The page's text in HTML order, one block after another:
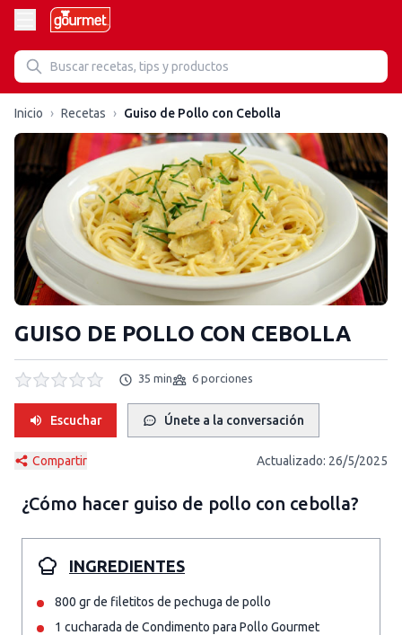
Inicio › Recetas › Guiso de Pollo con Cebolla
GUISO DE POLLO CON CEBOLLA
35 min 6 porciones
Escuchar Únete a la conversación
Compartir Actualizado: 26/5/2025
¿Cómo hacer guiso de pollo con cebolla?
INGREDIENTES
800 gr de filetitos de pechuga de pollo
1 cucharada de Condimento para Pollo Gourmet